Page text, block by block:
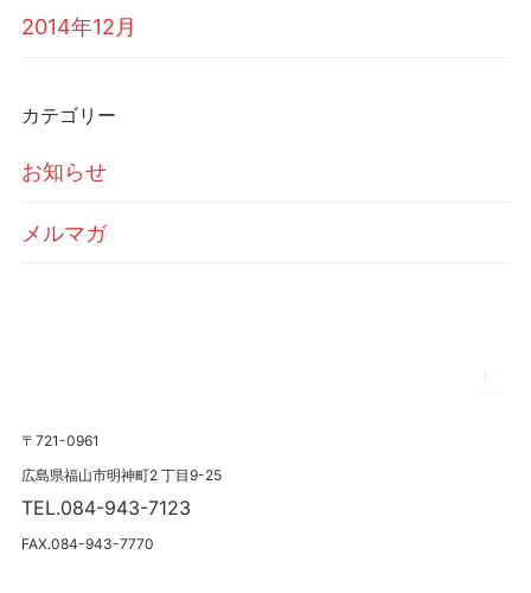
2014年12月
カテゴリー
お知らせ
メルマガ
〒721-0961
広島県福山市明神町2 丁目9-25
TEL.084-943-7123
FAX.084-943-7770